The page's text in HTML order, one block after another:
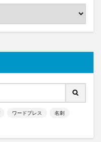
ワードプレス 名刺